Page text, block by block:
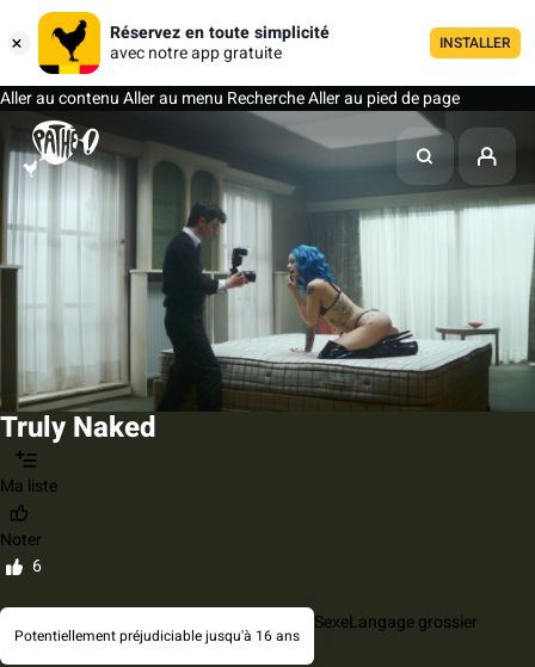
Réservez en toute simplicité
avec notre app gratuite
INSTALLER
Aller au contenuAller au menu RechercheAller au pied de page
Truly Naked
Ma liste
Noter
6
Potentiellement préjudiciable jusqu'à 16 ans
SexeLangage grossier